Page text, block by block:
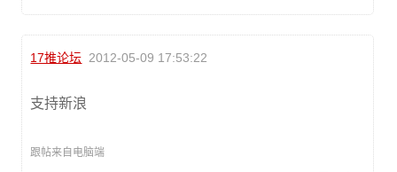
17推论坛 2012-05-09 17:53:22
支持新浪
跟帖来自电脑端